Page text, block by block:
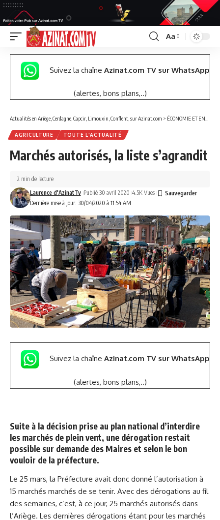
Font
Resizer
Aa
Suivez la chaîne Azinat.com TV sur WhatsApp
(alertes, bons plans,..)
Actualités en Ariège, Cerdagne, Capcir, Limouxin, Conflent, sur Azinat.com > ÉCONOMIE ET ENTREPRISES
AGRICULTURE TOUTE L'ACTUALITÉ
Marchés autorisés, la liste s’agrandit
Dernière mise à jour: 30/04/2020 à 11:54 AM
Laurence d'AzinatTv Publié 30 avril 2020 4.5K Vues
2 min de lecture
Suivez la chaîne Azinat.com TV sur WhatsApp
(alertes, bons plans,..)
Suite à la décision prise au plan national d’interdire
les marchés de plein vent, une dérogation restait
possible sur demande des Maires et selon le bon
vouloir de la préfecture.
Le 25 mars, la Préfecture avait donc donné l’autorisation à
15 marchés marchés de se tenir. Avec des dérogations au fil
des semaines, c’est, à ce jour, 25 marchés autorisés dans
l’Ariège. Les dernières dérogations étant pour les marchés